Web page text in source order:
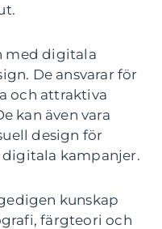
med digitala
De ansvarar för
och attraktiva
kan även vara
design för
kampanjer.
kunskap
färgteori och